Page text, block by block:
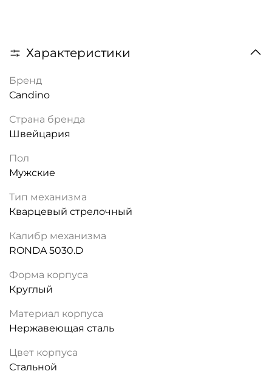
Характеристики
Бренд
Candino
Страна бренда
Швейцария
Пол
Мужские
Тип механизма
Кварцевый стрелочный
Калибр механизма
RONDA 5030.D
Форма корпуса
Круглый
Материал корпуса
Нержавеющая сталь
Цвет корпуса
Стальной